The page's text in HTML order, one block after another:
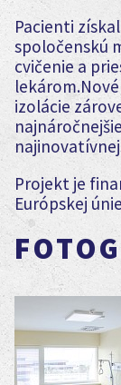
Pacienti
spoločenskú
cvičenie a
izolácie
Projekt je
Európskej